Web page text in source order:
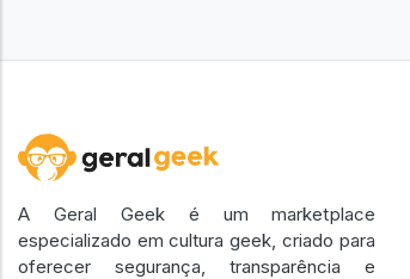
A Geral Geek é um marketplace
especializado em cultura geek, criado para
oferecer segurança, transparência e